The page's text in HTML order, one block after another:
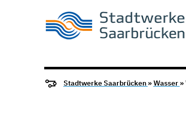
Stadtwerke Saarbrücken »Wasser »